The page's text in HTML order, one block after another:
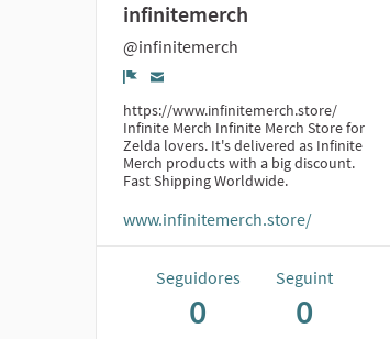
infinitemerch
@infinitemerch
Denúncia
https://www.infinitemerch.store/
Infinite Merch Infinite Merch Store for
Zelda lovers. It's delivered as Infinite
Merch products with a big discount.
Fast Shipping Worldwide.
www.infinitemerch.store/
Seguidores
0
Seguint
0